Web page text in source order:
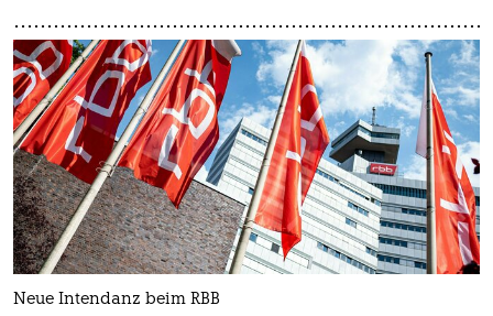
Neue Intendanz beim RBB